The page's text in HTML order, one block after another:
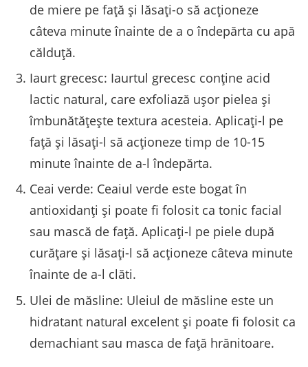
de miere pe față și lăsați-o să acționeze
câteva minute înainte de a o îndepărta cu apă
călduță.
Iaurt grecesc: Iaurtul grecesc conține acid
lactic natural, care exfoliază ușor pielea și
îmbunătățește textura acesteia. Aplicați-l pe
față și lăsați-l să acționeze timp de 10-15
minute înainte de a-l îndepărta.
Ceai verde: Ceaiul verde este bogat în
antioxidanți și poate fi folosit ca tonic facial
sau mască de față. Aplicați-l pe piele după
curățare și lăsați-l să acționeze câteva minute
înainte de a-l clăti.
Ulei de măsline: Uleiul de măsline este un
hidratant natural excelent și poate fi folosit ca
demachiant sau masca de față hrănitoare.